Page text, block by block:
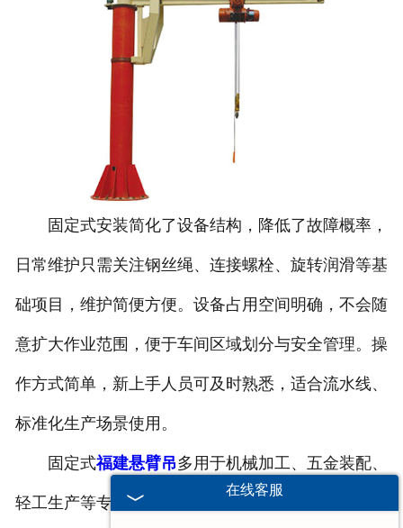
固定式安装简化了设备结构，降低了故障概率，
日常维护只需关注钢丝绳、连接螺栓、旋转润滑等基
础项目，维护简便方便。设备占用空间明确，不会随
意扩大作业范围，便于车间区域划分与安全管理。操
作方式简单，新上手人员可及时熟悉，适合流水线、
标准化生产场景使用。
固定式福建悬臂吊多用于机械加工、五金装配、
轻工生产等专一工位，长期重复作业仍能保持平稳表
在线客服